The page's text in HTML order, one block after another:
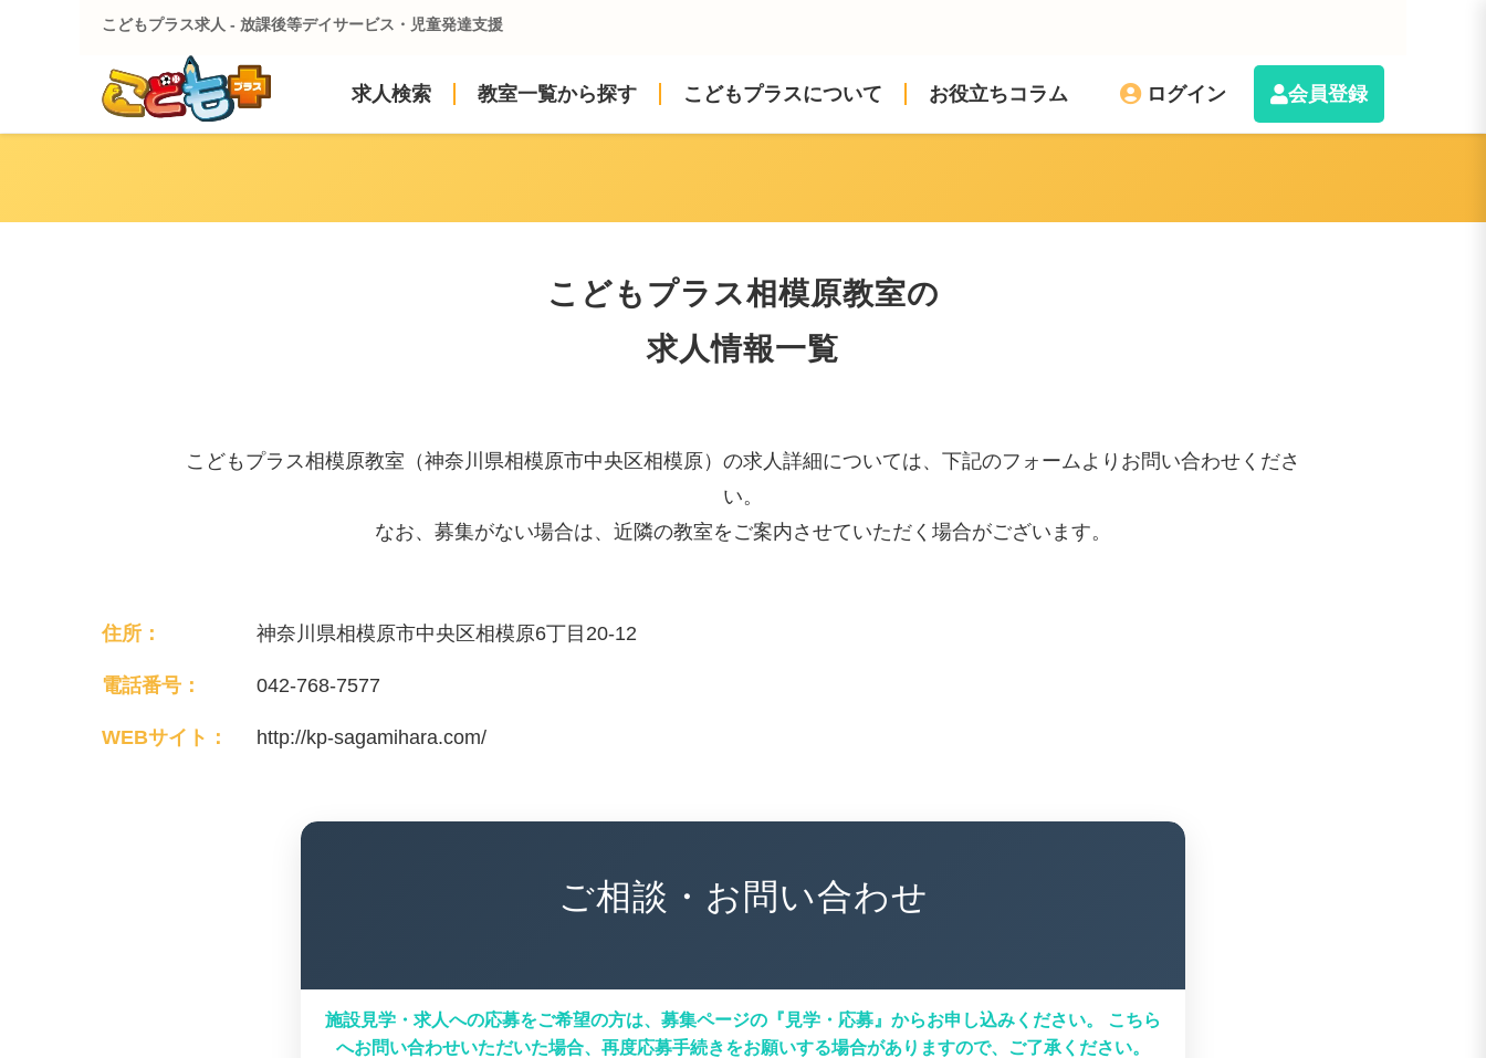
こどもプラス求人 - 放課後等デイサービス・児童発達支援
求人検索 教室一覧から探す こどもプラスについて お役立ちコラム ログイン 会員登録
こどもプラス相模原教室の
求人情報一覧
こどもプラス相模原教室（神奈川県相模原市中央区相模原）の求人詳細については、下記のフォームよりお問い合わせくださ
い。
なお、募集がない場合は、近隣の教室をご案内させていただく場合がございます。
住所： 神奈川県相模原市中央区相模原6丁目20-12
電話番号： 042-768-7577
WEBサイト： http://kp-sagamihara.com/
ご相談・お問い合わせ
施設見学・求人への応募をご希望の方は、募集ページの『見学・応募』からお申し込みください。
こちら
へお問い合わせいただいた場合、再度応募手続きをお願いする場合がありますので、ご了承ください。